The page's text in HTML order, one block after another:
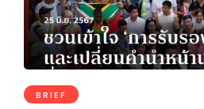
BRIEF